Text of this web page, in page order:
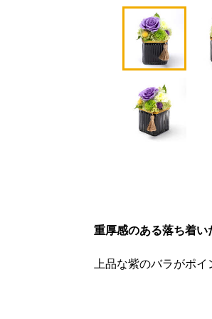
重厚感のある落ち着
上品な紫のバラがポイ